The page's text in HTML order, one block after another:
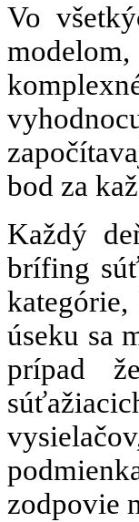
Vo
bod za
Každý
brífing
úseku sa
prípad
zodpovie